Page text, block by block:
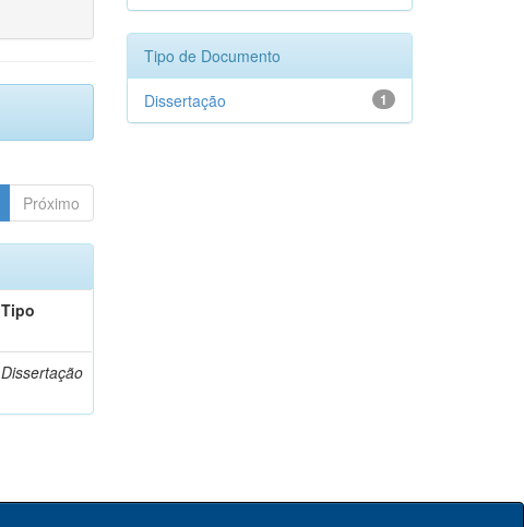
Próximo
Tipo
Dissertação
Tipo de Documento
1
Dissertação